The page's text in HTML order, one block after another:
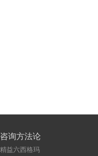
咨询方法论
精益六西格玛